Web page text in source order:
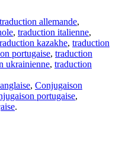
traduction allemande,
, traduction italienne,
kazakhe, traduction
portugaise, traduction
ukrainienne, traduction
, Conjugaison
portugaise,
.